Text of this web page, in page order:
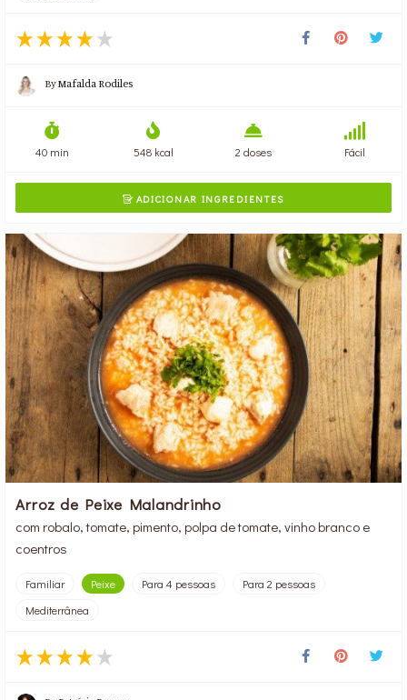
ByMafalda Rodiles
40 min 548 kcal 2 doses Fácil
ADICIONAR INGREDIENTES
Arroz de Peixe Malandrinho
com robalo, tomate, pimento, polpa de tomate, vinho branco e
coentros
Familiar Peixe Para 4 pessoas
Para 2 pessoas
Mediterrânea